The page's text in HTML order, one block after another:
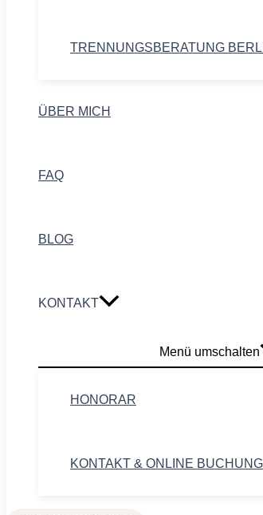
TRENNUNGSBERATUNG
ÜBER MICH
FAQ
BLOG
KONTAKT
Menü umschalten
HONORAR
KONTAKT & ONLINE BUCHUNG